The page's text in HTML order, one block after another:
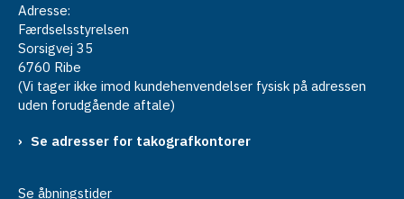
Adresse:
Færdselsstyrelsen
Sorsigvej 35
6760 Ribe
(Vi tager ikke imod kundehenvendelser fysisk på adressen
uden forudgående aftale)
Se adresser for takografkontorer
Se åbningstider